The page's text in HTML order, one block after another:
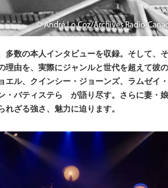
数の本人インタビューを収録。そして、
由を、実際にジャンルと世代を超えて彼
ル、クインシー・ジョーンズ、ラムゼイ
・バティステら が語り尽す。さらに妻・
ざる強さ、魅力に迫ります。